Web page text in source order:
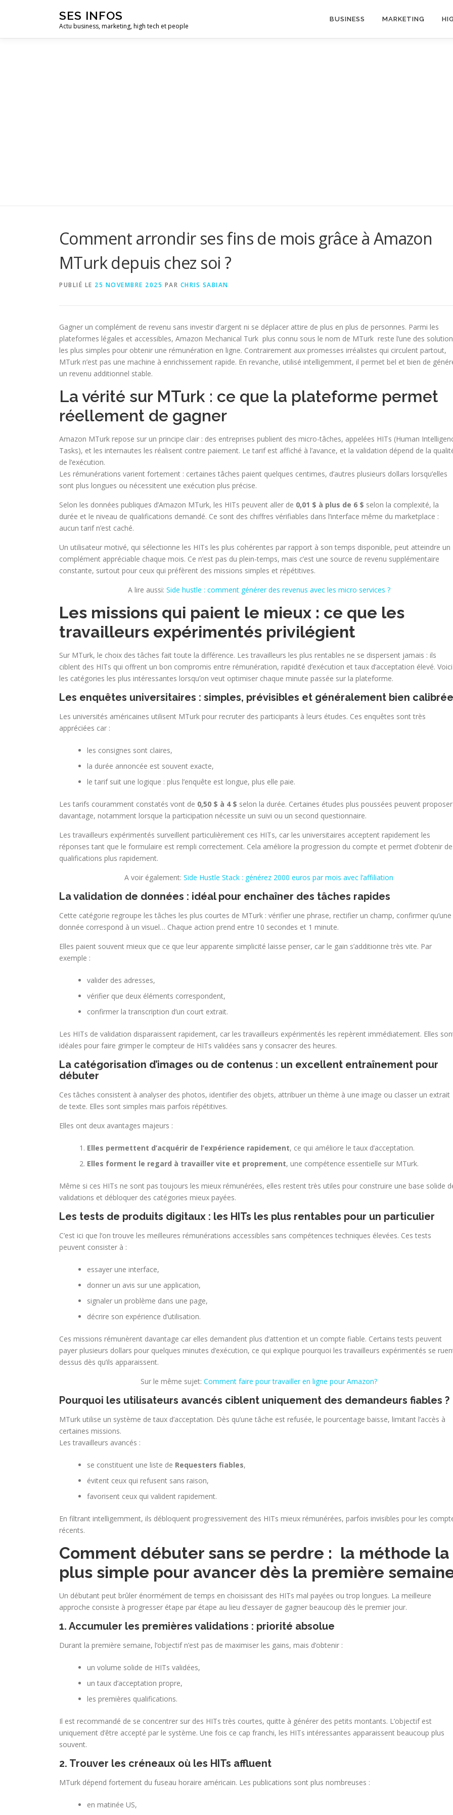
SES INFOS
Actu business, marketing, high tech et people
BUSINESS MARKETING
Comment arrondir ses fins de mois grâce à Amazon
MTurk depuis chez soi ?
PUBLIÉ LE 25 NOVEMBRE 2025 PAR CHRIS SABIAN
Gagner un complément de revenu sans investir d’argent ni se déplacer attire de plus en plus de personnes. Parmi les
plateformes légales et accessibles, Amazon Mechanical Turk plus connu sous le nom de MTurk reste l’une des
les plus simples pour obtenir une rémunération en ligne. Contrairement aux promesses irréalistes qui circulent partout,
MTurk n’est pas une machine à enrichissement rapide. En revanche, utilisé intelligemment, il permet bel et bien de
un revenu additionnel stable.
La vérité sur MTurk : ce que la plateforme permet
réellement de gagner
Amazon MTurk repose sur un principe clair : des entreprises publient des micro-tâches, appelées HITs (Human
Tasks), et les internautes les réalisent contre paiement. Le tarif est affiché à l’avance, et la validation dépend de la
de l’exécution.
Les rémunérations varient fortement : certaines tâches paient quelques centimes, d’autres plusieurs dollars lorsqu’elles
sont plus longues ou nécessitent une exécution plus précise.
Selon les données publiques d’Amazon MTurk, les HITs peuvent aller de 0,01 $ à plus de 6 $ selon la complexité, la
durée et le niveau de qualifications demandé. Ce sont des chiffres vérifiables dans l’interface même du marketplace :
aucun tarif n’est caché.
Un utilisateur motivé, qui sélectionne les HITs les plus cohérentes par rapport à son temps disponible, peut atteindre un
complément appréciable chaque mois. Ce n’est pas du plein-temps, mais c’est une source de revenu supplémentaire
constante, surtout pour ceux qui préfèrent des missions simples et répétitives.
A lire aussi: Side hustle : comment générer des revenus avec les micro services ?
Les missions qui paient le mieux : ce que les
travailleurs expérimentés privilégient
Sur MTurk, le choix des tâches fait toute la différence. Les travailleurs les plus rentables ne se dispersent jamais : ils
ciblent des HITs qui offrent un bon compromis entre rémunération, rapidité d’exécution et taux d’acceptation élevé. Voici
les catégories les plus intéressantes lorsqu’on veut optimiser chaque minute passée sur la plateforme.
Les enquêtes universitaires : simples, prévisibles et généralement bien
Les universités américaines utilisent MTurk pour recruter des participants à leurs études. Ces enquêtes sont très
appréciées car :
les consignes sont claires,
la durée annoncée est souvent exacte,
le tarif suit une logique : plus l’enquête est longue, plus elle paie.
Les tarifs couramment constatés vont de 0,50 $ à 4 $ selon la durée. Certaines études plus poussées peuvent proposer
davantage, notamment lorsque la participation nécessite un suivi ou un second questionnaire.
Les travailleurs expérimentés surveillent particulièrement ces HITs, car les universitaires acceptent rapidement les
réponses tant que le formulaire est rempli correctement. Cela améliore la progression du compte et permet d’obtenir
qualifications plus rapidement.
A voir également: Side Hustle Stack : générez 2000 euros par mois avec l’affiliation
La validation de données : idéal pour enchaîner des tâches rapides
Cette catégorie regroupe les tâches les plus courtes de MTurk : vérifier une phrase, rectifier un champ, confirmer qu’une
donnée correspond à un visuel… Chaque action prend entre 10 secondes et 1 minute.
Elles paient souvent mieux que ce que leur apparente simplicité laisse penser, car le gain s’additionne très vite. Par
exemple :
valider des adresses,
vérifier que deux éléments correspondent,
confirmer la transcription d’un court extrait.
Les HITs de validation disparaissent rapidement, car les travailleurs expérimentés les repèrent immédiatement. Elles
idéales pour faire grimper le compteur de HITs validées sans y consacrer des heures.
La catégorisation d’images ou de contenus : un excellent entraînement pour
débuter
Ces tâches consistent à analyser des photos, identifier des objets, attribuer un thème à une image ou classer un extrait
de texte. Elles sont simples mais parfois répétitives.
Elles ont deux avantages majeurs :
Elles permettent d’acquérir de l’expérience rapidement, ce qui améliore le taux d’acceptation.
Elles forment le regard à travailler vite et proprement, une compétence essentielle sur MTurk.
Même si ces HITs ne sont pas toujours les mieux rémunérées, elles restent très utiles pour construire une base solide
validations et débloquer des catégories mieux payées.
Les tests de produits digitaux : les HITs les plus rentables pour un particulier
C’est ici que l’on trouve les meilleures rémunérations accessibles sans compétences techniques élevées. Ces tests
peuvent consister à :
essayer une interface,
donner un avis sur une application,
signaler un problème dans une page,
décrire son expérience d’utilisation.
Ces missions rémunèrent davantage car elles demandent plus d’attention et un compte fiable. Certains tests peuvent
payer plusieurs dollars pour quelques minutes d’exécution, ce qui explique pourquoi les travailleurs expérimentés se
dessus dès qu’ils apparaissent.
Sur le même sujet: Comment faire pour travailler en ligne pour Amazon?
Pourquoi les utilisateurs avancés ciblent uniquement des demandeurs fiables ?
MTurk utilise un système de taux d’acceptation. Dès qu’une tâche est refusée, le pourcentage baisse, limitant l’accès à
certaines missions.
Les travailleurs avancés :
se constituent une liste de Requesters fiables,
évitent ceux qui refusent sans raison,
favorisent ceux qui valident rapidement.
En filtrant intelligemment, ils débloquent progressivement des HITs mieux rémunérées, parfois invisibles pour les
récents.
Comment débuter sans se perdre : la méthode la
plus simple pour avancer dès la première
Un débutant peut brûler énormément de temps en choisissant des HITs mal payées ou trop longues. La meilleure
approche consiste à progresser étape par étape au lieu d’essayer de gagner beaucoup dès le premier jour.
1. Accumuler les premières validations : priorité absolue
Durant la première semaine, l’objectif n’est pas de maximiser les gains, mais d’obtenir :
un volume solide de HITs validées,
un taux d’acceptation propre,
les premières qualifications.
Il est recommandé de se concentrer sur des HITs très courtes, quitte à générer des petits montants. L’objectif est
uniquement d’être accepté par le système. Une fois ce cap franchi, les HITs intéressantes apparaissent beaucoup plus
souvent.
2. Trouver les créneaux où les HITs affluent
MTurk dépend fortement du fuseau horaire américain. Les publications sont plus nombreuses :
en matinée US,